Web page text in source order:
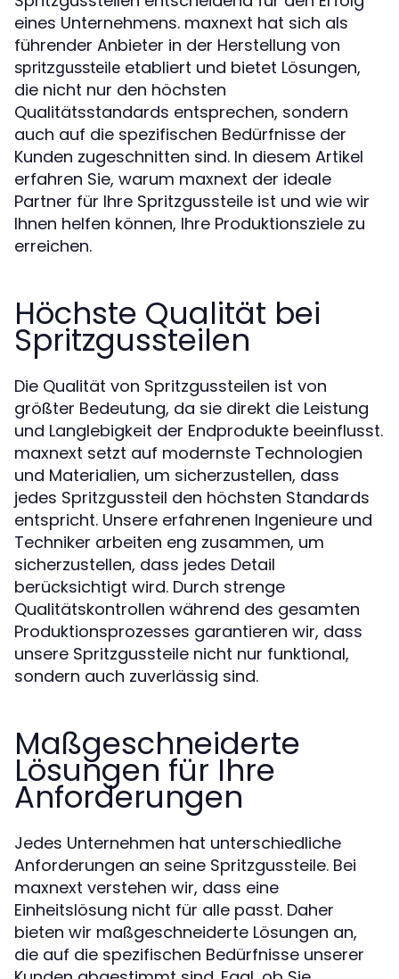
eines Unternehmens. maxnext hat sich als
führender Anbieter in der Herstellung von
spritzgussteile etabliert und bietet Lösungen,
die nicht nur den höchsten
Qualitätsstandards entsprechen, sondern
auch auf die spezifischen Bedürfnisse der
Kunden zugeschnitten sind. In diesem Artikel
erfahren Sie, warum maxnext der ideale
Partner für Ihre Spritzgussteile ist und wie wir
Ihnen helfen können, Ihre Produktionsziele zu
erreichen.
Höchste Qualität bei
Spritzgussteilen
Die Qualität von Spritzgussteilen ist von
größter Bedeutung, da sie direkt die Leistung
und Langlebigkeit der Endprodukte beeinflusst.
maxnext setzt auf modernste Technologien
und Materialien, um sicherzustellen, dass
jedes Spritzgussteil den höchsten Standards
entspricht. Unsere erfahrenen Ingenieure und
Techniker arbeiten eng zusammen, um
sicherzustellen, dass jedes Detail
berücksichtigt wird. Durch strenge
Qualitätskontrollen während des gesamten
Produktionsprozesses garantieren wir, dass
unsere Spritzgussteile nicht nur funktional,
sondern auch zuverlässig sind.
Maßgeschneiderte
Lösungen für Ihre
Anforderungen
Jedes Unternehmen hat unterschiedliche
Anforderungen an seine Spritzgussteile. Bei
maxnext verstehen wir, dass eine
Einheitslösung nicht für alle passt. Daher
bieten wir maßgeschneiderte Lösungen an,
die auf die spezifischen Bedürfnisse unserer